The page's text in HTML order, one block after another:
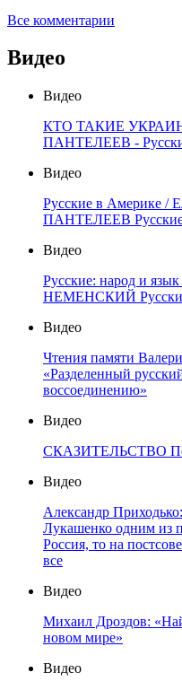
Все комментарии
Видео
Видео
КТО ТАКИЕ
ПАНТЕЛЕЕВ -
Видео
Русские в Америке /
ПАНТЕЛЕЕВ Русские
Видео
Русские: народ и
НЕМЕНСКИЙ
Видео
Чтения памяти
«Разделенный
воссоединению»
Видео
СКАЗИТЕЛЬСТВО
Видео
Александр
Лукашенко одним из
Россия, то на
все
Видео
Михаил Дроздов:
новом мире»
Видео